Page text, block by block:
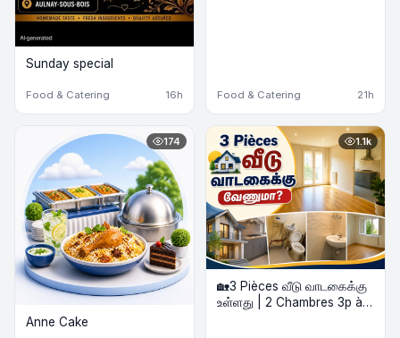
Sunday special
Food & Catering 16h Food & Catering 21h
174
Anne Cake
1.1k
🏡3 Pièces வீடு வாடகைக்கு
உள்ளது | 2 Chambres 3p à